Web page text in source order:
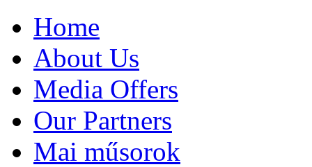
Home
About Us
Media Offers
Our Partners
Mai műsorok